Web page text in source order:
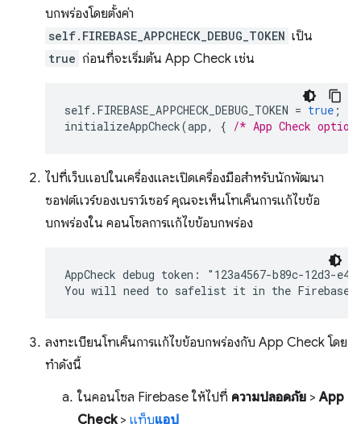
บกพร่องโดยตั้งค่า
self.FIREBASE_APPCHECK_DEBUG_TOKEN เป็น
true ก่อนที่จะเริ่มต้น App Check เช่น
self. FIREBASE_APPCHECK_DEBUG_TOKEN = true ;
initializeAppCheck(app, { /* App Check
ไปที่เว็บแอปในเครื่องและเปิดเครื่องมือสำหรับนักพัฒนา
ซอฟต์แวร์ของเบราว์เซอร์ คุณจะเห็นโทเค็นการแก้ไขข้อ
บกพร่องใน คอนโซลการแก้ไขข้อบกพร่อง
AppCheck debug token: "123a4567-b89c-12d3-
ลงทะเบียนโทเค็นการแก้ไขข้อบกพร่องกับ App Check โดย
ทำดังนี้
ในคอนโซล Firebase ให้ไปที่ ความปลอดภัย >App
Check> แท็บแอป